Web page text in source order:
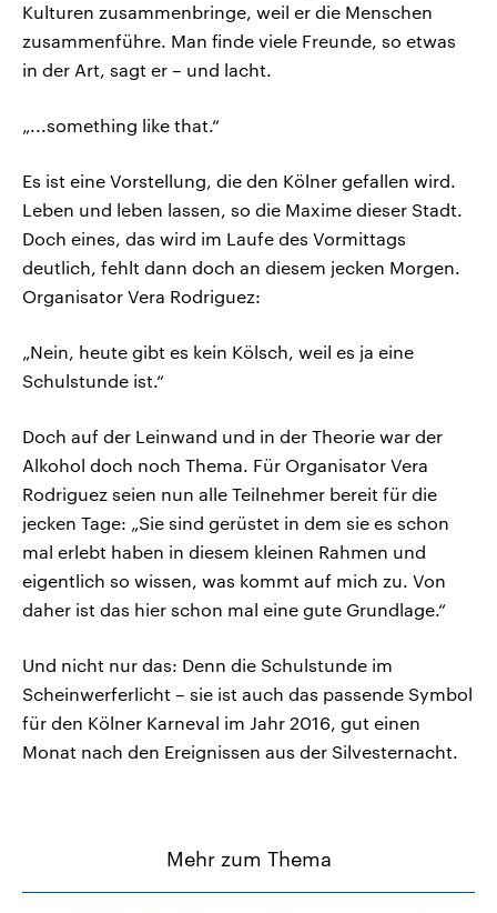
Kulturen zusammenbringe, weil er die Menschen
zusammenführe. Man finde viele Freunde, so etwas
in der Art, sagt er – und lacht.
„...something like that.“
Es ist eine Vorstellung, die den Kölner gefallen wird.
Leben und leben lassen, so die Maxime dieser Stadt.
Doch eines, das wird im Laufe des Vormittags
deutlich, fehlt dann doch an diesem jecken Morgen.
Organisator Vera Rodriguez:
„Nein, heute gibt es kein Kölsch, weil es ja eine
Schulstunde ist.“
Doch auf der Leinwand und in der Theorie war der
Alkohol doch noch Thema. Für Organisator Vera
Rodriguez seien nun alle Teilnehmer bereit für die
jecken Tage: „Sie sind gerüstet in dem sie es schon
mal erlebt haben in diesem kleinen Rahmen und
eigentlich so wissen, was kommt auf mich zu. Von
daher ist das hier schon mal eine gute Grundlage.“
Und nicht nur das: Denn die Schulstunde im
Scheinwerferlicht – sie ist auch das passende Symbol
für den Kölner Karneval im Jahr 2016, gut einen
Monat nach den Ereignissen aus der Silvesternacht.
Mehr zum Thema